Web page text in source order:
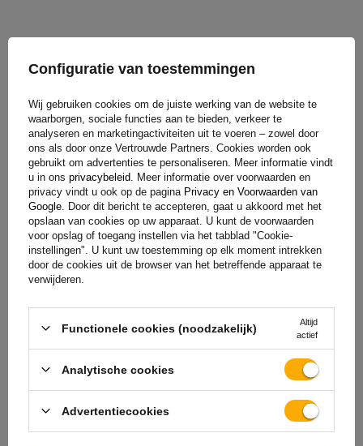
Dwarsdoorsnedeprofiel van de velgDit verwijst naar
de vorm van het binnenste gedeelte van de velg,
inclusief de flens en het oppervlak waarop de band rust.
Dit profiel is cruciaal voor een goede pasvorm, montage
en algehele aansluiting van de band op de naaf van het
voertuig.H2 velg dwarsdoorsnede profielDit is een
velg met een dubbele bult. Dit profiel biedt nog betere
bescherming tegen het wegglijden van de band van de
velg. Dit is vooral belangrijk voor sportwagens,
terreinwagens of voertuigen die aan hogere zijdelingse
krachten worden blootgesteld.
Configuratie van toestemmingen
Wij gebruiken cookies om de juiste werking van de website te
waarborgen, sociale functies aan te bieden, verkeer te
analyseren en marketingactiviteiten uit te voeren – zowel door
ons als door onze Vertrouwde Partners. Cookies worden ook
gebruikt om advertenties te personaliseren. Meer informatie vindt
u in ons privacybeleid . Meer informatie over voorwaarden en
privacy vindt u ook op de pagina Privacy en Voorwaarden van
Google . Door dit bericht te accepteren, gaat u akkoord met het
opslaan van cookies op uw apparaat. U kunt de voorwaarden
voor opslag of toegang instellen via het tabblad "Cookie-
instellingen". U kunt uw toestemming op elk moment intrekken
door de cookies uit de browser van het betreffende apparaat te
verwijderen.
Functionele cookies (noodzakelijk)
Altijd
actief
Analytische cookies
Advertentiecookies